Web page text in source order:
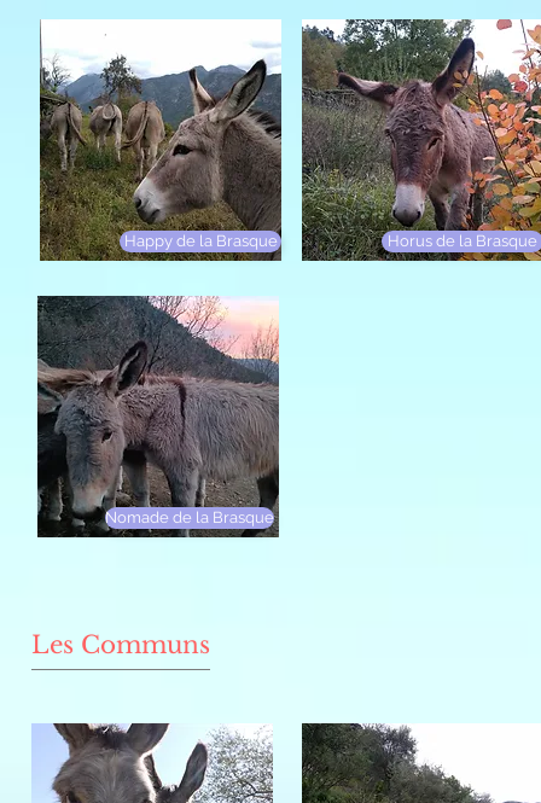
Happy de la Brasque Horus de la Brasque
Nomade de la Brasque
Les Communs